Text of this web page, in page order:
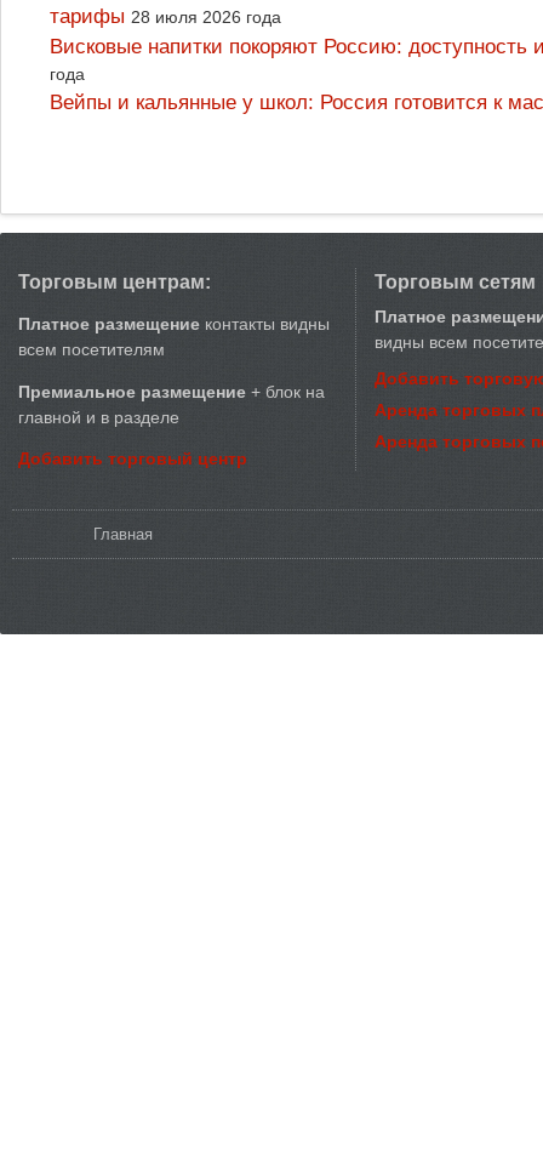
тарифы 28 июля 2026 года
Висковые напитки покоряют Россию:
года
Вейпы и кальянные у школ: Россия готовится к
Торговым центрам:
Платное размещение контакты видны
всем посетителям
Премиальное размещение + блок на
главной и в разделе
Добавить торговый центр
Торговым сетям
Платное
видны всем
Добавить
Аренда торговых
Аренда торговых
Главная